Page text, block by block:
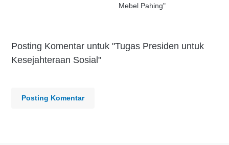
Mebel Pahing"
Posting Komentar untuk "Tugas Presiden untuk
Kesejahteraan Sosial"
Posting Komentar